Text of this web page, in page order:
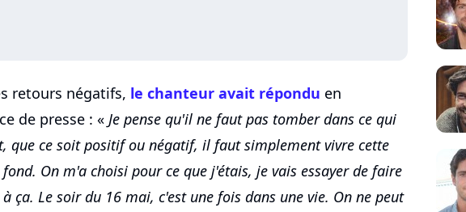
retours négatifs, le chanteur avait répondu en
de presse : « Je pense qu'il ne faut pas tomber dans ce qui
que ce soit positif ou négatif, il faut simplement vivre cette
On m'a choisi pour ce que j'étais, je vais essayer de faire
ça. Le soir du 16 mai, c'est une fois dans une vie. On ne peut